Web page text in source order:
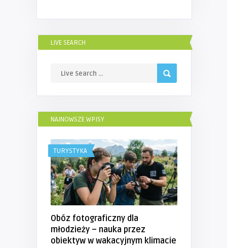
LIVE SEARCH
NAJNOWSZE WPISY
TURYSTYKA
Obóz fotograficzny dla
młodzieży – nauka przez
obiektyw w wakacyjnym klimacie